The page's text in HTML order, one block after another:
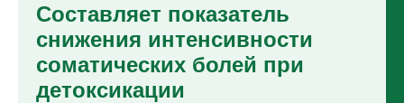
Составляет показатель
снижения интенсивности
соматических болей при
детоксикации